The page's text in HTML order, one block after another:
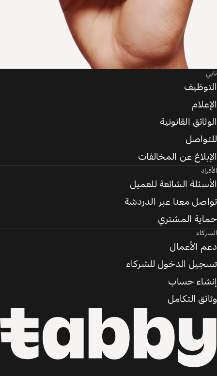
تابي
التوظيف
الإعلام
الوثائق القانونية
للتواصل
الإبلاغ عن المخالفات
الأفراد
الأسئلة الشائعة للعميل
تواصل معنا عبر الدردشة
حماية المشتري
الشركاء
دعم الأعمال
تسجيل الدخول للشركاء
إنشاء حساب
وثائق التكامل